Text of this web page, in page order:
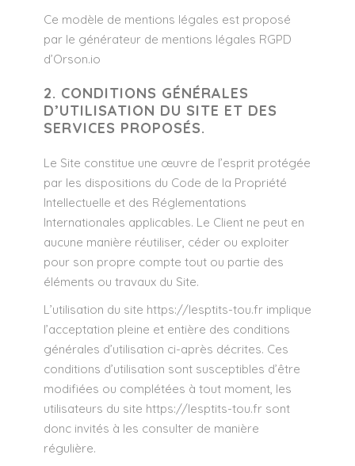
Ce modèle de mentions légales est proposé
par le générateur de mentions légales RGPD
d’Orson.io
2. CONDITIONS GÉNÉRALES
D’UTILISATION DU SITE ET DES
SERVICES PROPOSÉS.
Le Site constitue une œuvre de l’esprit protégée
par les dispositions du Code de la Propriété
Intellectuelle et des Réglementations
Internationales applicables. Le Client ne peut en
aucune manière réutiliser, céder ou exploiter
pour son propre compte tout ou partie des
éléments ou travaux du Site.
L’utilisation du site https://lesptits-tou.fr implique
l’acceptation pleine et entière des conditions
générales d’utilisation ci-après décrites. Ces
conditions d’utilisation sont susceptibles d’être
modifiées ou complétées à tout moment, les
utilisateurs du site https://lesptits-tou.fr sont
donc invités à les consulter de manière
régulière.